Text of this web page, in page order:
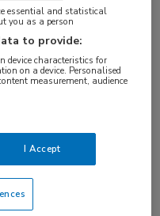
ianalumab
worden in de
het syndroom van
resultaten zien
van de EULAR.
remt de interactie
(de B-
essential and statistical
you as a person
to provide:
device characteristics for
on a device. Personalised
measurement, audience
I Accept